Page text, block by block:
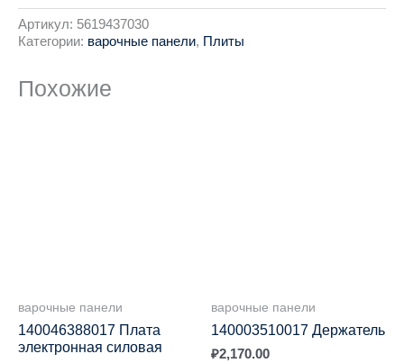
Артикул: 5619437030
Категории: варочные панели, Плиты
Похожие
варочные панели
140046388017 Плата
электронная силовая
варочные панели
140003510017 Держатель
₽2,170.00